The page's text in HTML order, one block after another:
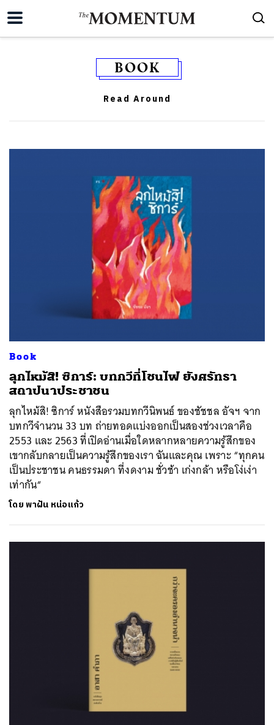
BOOK
Read Around
Book
ลุกไหม้สิ! ซิการ์: บทกวีที่โชนไฟ ยังศรัทธา
สถาปนาประชาชน
ลุกไหม้สิ! ซิการ์ หนังสือรวมบทกวีนิพนธ์ ของชัชชล อัจฯ จาก
บทกวีจำนวน 33 บท ถ่ายทอดแบ่งออกเป็นสองช่วงเวลาคือ
2553 และ 2563 ที่เปิดอ่านเมื่อใดหลากหลายความรู้สึกของ
เขากลับกลายเป็นความรู้สึกของเรา ฉันและคุณ เพราะ “ทุกคน
เป็นประชาชน คนธรรมดา ที่งดงาม ชั่วช้า เก่งกล้า หรือโง่เง่า
เท่ากัน“
โดยพาฝัน หน่อแก้ว